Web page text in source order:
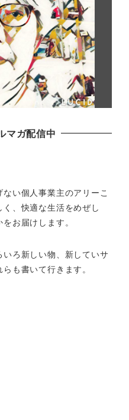
マガ配信中
ない個人事業主のアリーこ
く、快適な生活をめぜし
お届けします。
ろ新しい物、 新していサ
も書いて行きます。